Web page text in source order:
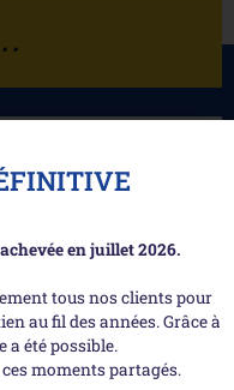
en juillet 2026.
tous nos clients pour
au fil des années. Grâce à
a été possible.
moments partagés.